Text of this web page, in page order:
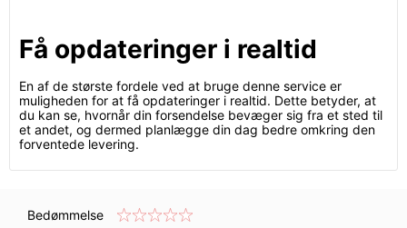
Få opdateringer i realtid
En af de største fordele ved at bruge denne service er
muligheden for at få opdateringer i realtid. Dette betyder, at
du kan se, hvornår din forsendelse bevæger sig fra et sted til
et andet, og dermed planlægge din dag bedre omkring den
forventede levering.
Bedømmelse